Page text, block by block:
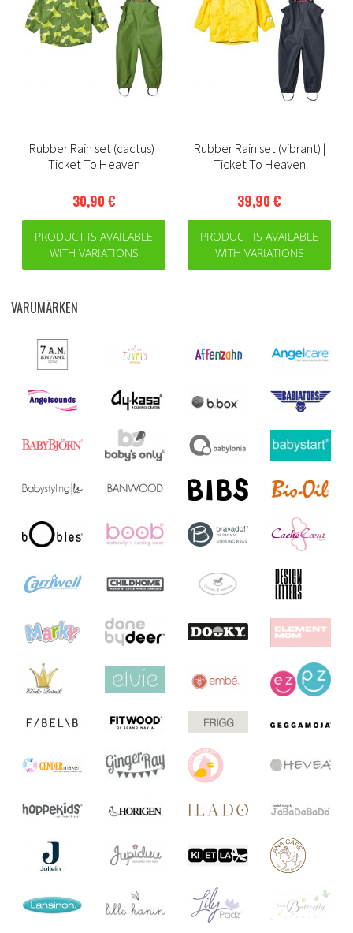
Rubber Rain set (cactus) |
Ticket To Heaven
30,90 €
PRODUCT IS AVAILABLE
WITH VARIATIONS
Rubber Rain set (vibrant) |
Ticket To Heaven
39,90 €
PRODUCT IS AVAILABLE
WITH VARIATIONS
VARUMÄRKEN